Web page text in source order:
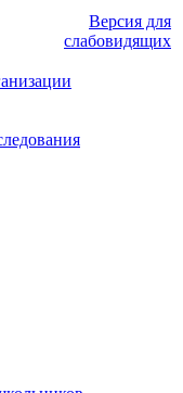
Версия для
слабовидящих